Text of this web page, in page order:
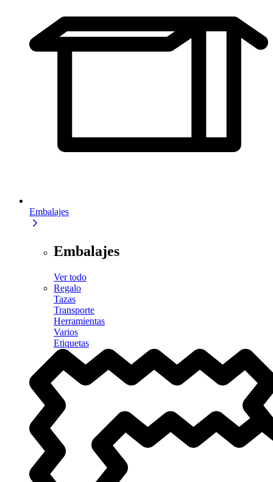
Embalajes
Embalajes
Ver todo
Regalo
Tazas
Transporte
Herramientas
Varios
Etiquetas